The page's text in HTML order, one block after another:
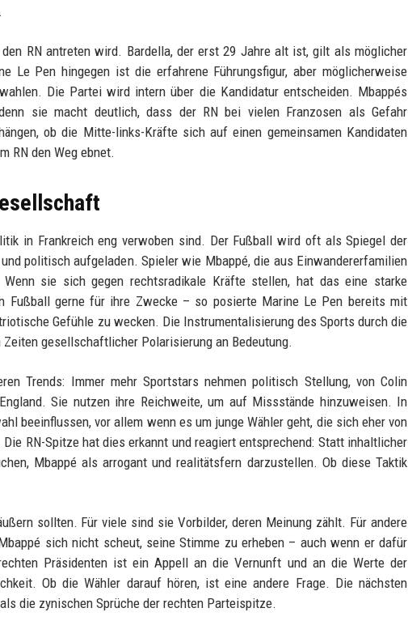
RN antreten wird. Bardella, der erst 29 Jahre alt ist, gilt als möglicher
Le Pen hingegen ist die erfahrene Führungsfigur, aber möglicherweise
Die Partei wird intern über die Kandidatur entscheiden. Mbappés
sie macht deutlich, dass der RN bei vielen Franzosen als Gefahr
ob die Mitte-links-Kräfte sich auf einen gemeinsamen Kandidaten
RN den Weg ebnet.
in Frankreich eng verwoben sind. Der Fußball wird oft als Spiegel der
politisch aufgeladen. Spieler wie Mbappé, die aus Einwandererfamilien
sie sich gegen rechtsradikale Kräfte stellen, hat das eine starke
Fußball gerne für ihre Zwecke – so posierte Marine Le Pen bereits mit
Gefühle zu wecken. Die Instrumentalisierung des Sports durch die
gesellschaftlicher Polarisierung an Bedeutung.
Trends: Immer mehr Sportstars nehmen politisch Stellung, von Colin
Sie nutzen ihre Reichweite, um auf Missstände hinzuweisen. In
beeinflussen, vor allem wenn es um junge Wähler geht, die sich eher von
RN-Spitze hat dies erkannt und reagiert entsprechend: Statt inhaltlicher
Mbappé als arrogant und realitätsfern darzustellen. Ob diese Taktik
sollten. Für viele sind sie Vorbilder, deren Meinung zählt. Für andere
sich nicht scheut, seine Stimme zu erheben – auch wenn er dafür
Präsidenten ist ein Appell an die Vernunft und an die Werte der
Ob die Wähler darauf hören, ist eine andere Frage. Die nächsten
die zynischen Sprüche der rechten Parteispitze.